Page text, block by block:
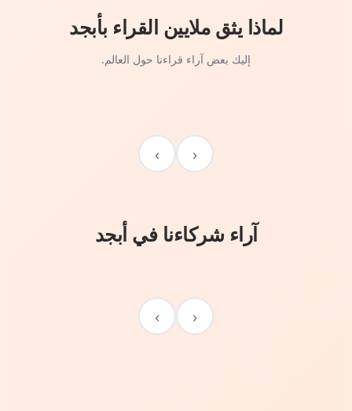
لماذا يثق ملايين القراء بأبجد
إليك بعض آراء قراءنا حول العالم.
‹
›
آراء شركاءنا في أبجد
‹
›